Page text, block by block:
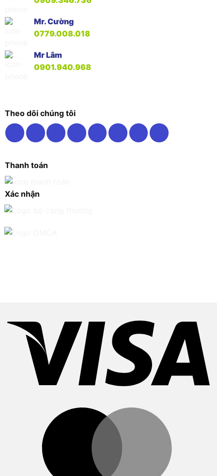
Mr. Cường
0779.008.018
Mr Lâm
0901.940.968
Theo dõi chúng tôi
Thanh toán
Xác nhận